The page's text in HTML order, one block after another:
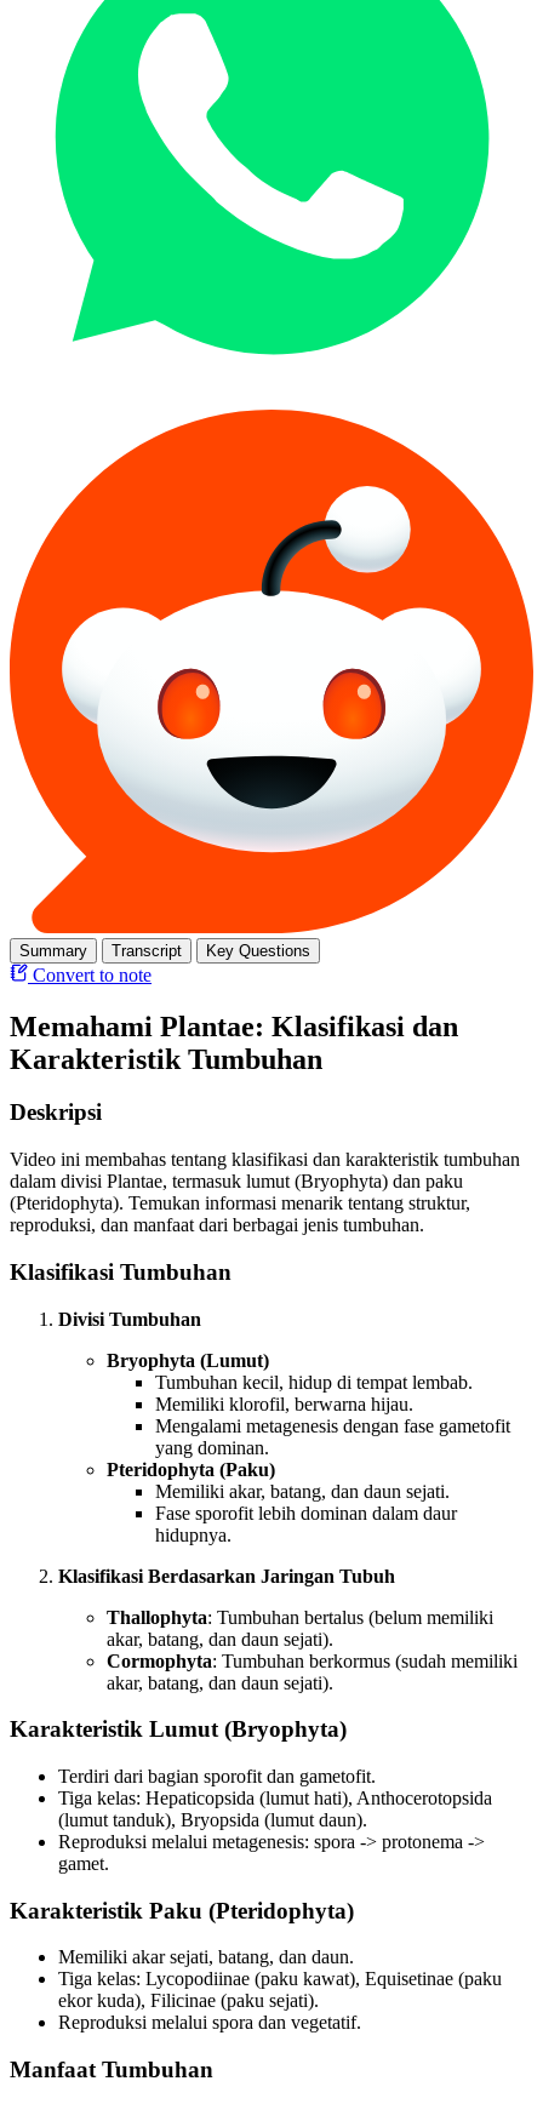
Summary Transcript Key Questions
Convert to note
Memahami Plantae: Klasifikasi dan
Karakteristik Tumbuhan
Deskripsi
Video ini membahas tentang klasifikasi dan karakteristik tumbuhan
dalam divisi Plantae, termasuk lumut (Bryophyta) dan paku
(Pteridophyta). Temukan informasi menarik tentang struktur,
reproduksi, dan manfaat dari berbagai jenis tumbuhan.
Klasifikasi Tumbuhan
Divisi Tumbuhan
Bryophyta (Lumut)
Tumbuhan kecil, hidup di tempat lembab.
Memiliki klorofil, berwarna hijau.
Mengalami metagenesis dengan fase gametofit
yang dominan.
Pteridophyta (Paku)
Memiliki akar, batang, dan daun sejati.
Fase sporofit lebih dominan dalam daur
hidupnya.
Klasifikasi Berdasarkan Jaringan Tubuh
Thallophyta: Tumbuhan bertalus (belum memiliki
akar, batang, dan daun sejati).
Cormophyta: Tumbuhan berkormus (sudah memiliki
akar, batang, dan daun sejati).
Karakteristik Lumut (Bryophyta)
Terdiri dari bagian sporofit dan gametofit.
Tiga kelas: Hepaticopsida (lumut hati), Anthocerotopsida
(lumut tanduk), Bryopsida (lumut daun).
Reproduksi melalui metagenesis: spora -> protonema ->
gamet.
Karakteristik Paku (Pteridophyta)
Memiliki akar sejati, batang, dan daun.
Tiga kelas: Lycopodiinae (paku kawat), Equisetinae (paku
ekor kuda), Filicinae (paku sejati).
Reproduksi melalui spora dan vegetatif.
Manfaat Tumbuhan